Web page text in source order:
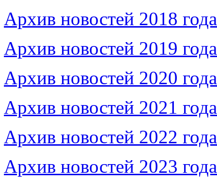
Архив новостей 2018 года
Архив новостей 2019 года
Архив новостей 2020 года
Архив новостей 2021 года
Архив новостей 2022 года
Архив новостей 2023 года